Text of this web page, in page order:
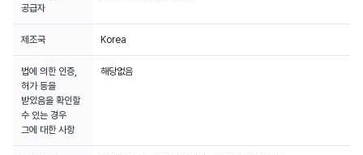
공급자
제조국 Korea
법에 의한 인증,
허가 등을
받았음을 확인할
수 있는 경우
그에 대한 사항
해당없음